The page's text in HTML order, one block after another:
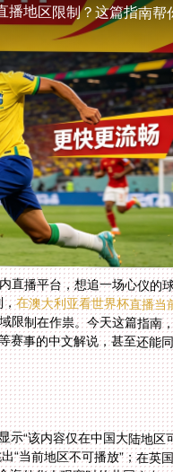
播地区限制？这篇指南帮
直播平台，想追一场心仪的
，在澳大利亚看世界杯直播当
限制在作祟。今天这篇指南
等赛事的中文解说，甚至还能
示“该内容仅在中国大陆地区
前地区不可播放”；在英国读
华人观赛时的共同痛点。地